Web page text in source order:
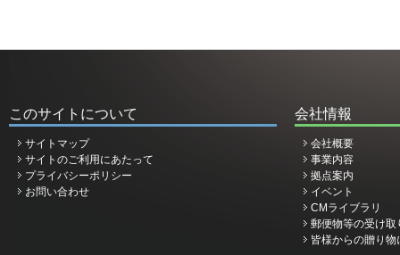
このサイトについて
サイトマップ
サイトのご利用にあたって
プライバシーポリシー
お問い合わせ
会社情報
会社概要
事業内容
拠点案内
イベント
CMライブラリ
郵便物等の受け取
皆様からの贈り